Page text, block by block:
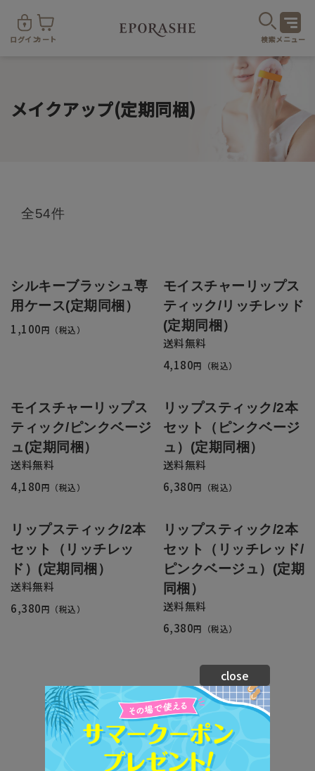
ログインカート 検索メニュー
スキンケア
メイクアップ
ヘアケア
美容アイテム・その他
たるみ・むくみ
しわ・小じわ
全商品一覧
お買い
メンバー特典
お支払方法
送料・配送について
返品・交換・キャンセルについて
定期便サービスについて
定期便サービス対象商品
プライバシーポリシー
メイクアップ(定期同梱)
全54件
シルキーブラッシュ専
用ケース(定期同梱）
1,100円（税込）
モイスチャーリップス
ティック/リッチレッド
(定期同梱）
送料無料
4,180円（税込）
モイスチャーリップス
ティック/ピンクベージ
ュ(定期同梱）
送料無料
4,180円（税込）
リップスティック/2本
セット（ピンクベージ
ュ）(定期同梱）
送料無料
6,380円（税込）
リップスティック/2本
セット（リッチレッ
ド）(定期同梱）
送料無料
6,380円（税込）
リップスティック/2本
セット（リッチレッド/
ピンクベージュ）(定期
同梱）
送料無料
6,380円（税込）
1 2 3
close